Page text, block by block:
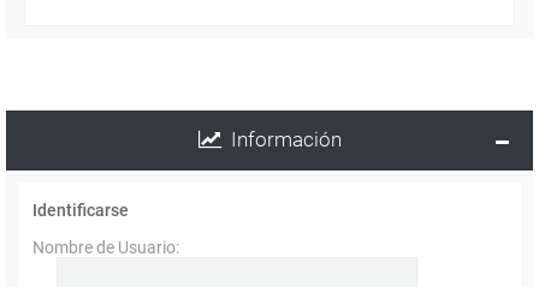
Información
Identificarse
Nombre de Usuario: